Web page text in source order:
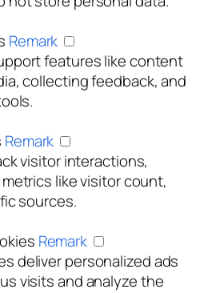
Remark
features like content
collecting feedback, and
Remark
visitor interactions,
like visitor count,
sources.
Remark
deliver personalized ads
visits and analyze the